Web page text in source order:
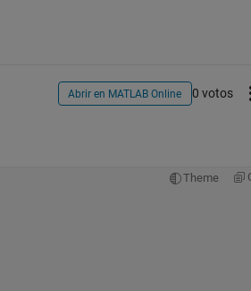
Abrir en MATLAB Online 0 votos
Theme